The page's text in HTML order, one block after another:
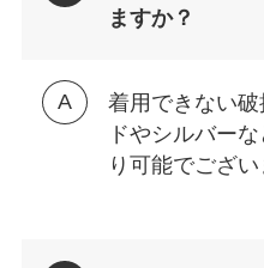
ますか？
着用できない
ドやシルバー
り可能でござい